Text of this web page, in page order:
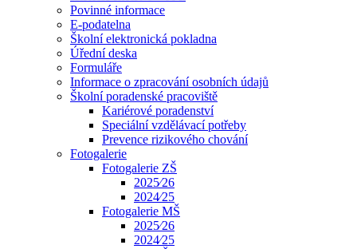
Povinné informace
E-podatelna
Školní elektronická pokladna
Úřední deska
Formuláře
Informace o zpracování osobních údajů
Školní poradenské pracoviště
Kariérové poradenství
Speciální vzdělávací potřeby
Prevence rizikového chování
Fotogalerie
Fotogalerie ZŠ
2025⁄26
2024⁄25
Fotogalerie MŠ
2025⁄26
2024⁄25